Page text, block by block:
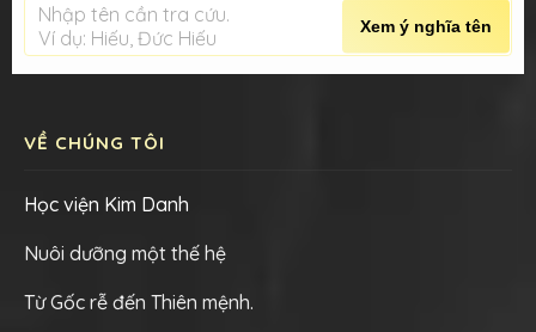
Nhập tên cần tra cứu.
Ví dụ: Hiếu, Đức Hiếu
Xem ý nghĩa tên
VỀ CHÚNG TÔI
Học viện Kim Danh
Nuôi dưỡng một thế hệ
Từ Gốc rễ đến Thiên mệnh.